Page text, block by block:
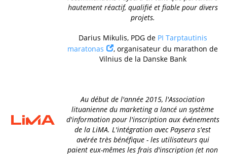
hautement réactif, qualifié et fiable pour divers
projets.
Darius Mikulis, PDG de PI Tarptautinis
maratonas
, organisateur du marathon de
Vilnius de la Danske Bank
Au début de l'année 2015, l'Association
lituanienne du marketing a lancé un système
d'information pour l'inscription aux événements
de la LiMA. L'intégration avec Paysera s'est
avérée très bénéfique - les utilisateurs qui
paient eux-mêmes les frais d'inscription (et non